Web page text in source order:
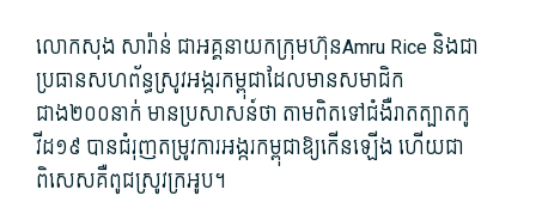
លោក​សុង សារ៉ា​ន់ ជា​អគ្គនាយក​ក្រុមហ៊ុនAmru Rice និង​ជា​
ប្រធាន​សហព័ន្ធ​ស្រូវ​អង្ករ​កម្ពុជា​ដែល​មាន​សមាជិក​
ជាង២០០នាក់ មានប្រសាសន៍​ថា តាមពិត​ទៅ​ជំងឺរាតត្បាត​កូ​
វីដ១៩ បាន​ជំរុញ​តម្រូវការ​អង្ករ​កម្ពុជា​ឱ្យ​កើនឡើង ហើយ​ជា
ពិសេស​គឺ​ពូជស្រូវ​ក្រអូប។